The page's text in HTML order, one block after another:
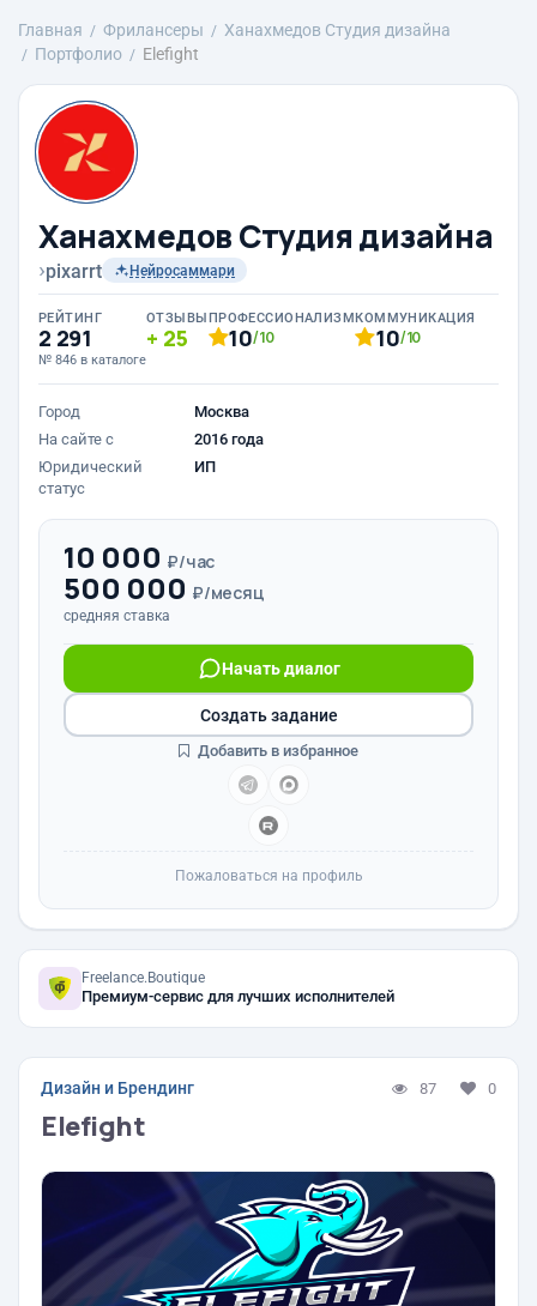
Главная Фрилансеры
Ханахмедов Студия дизайна
Портфолио
Elefight
Ханахмедов Студия дизайна
›pixarrt Нейросаммари
РЕЙТИНГ
2 291
№ 846 в каталоге
ОТЗЫВЫ
25
ПРОФЕССИОНАЛИЗМ
10/10
КОММУНИКАЦИЯ
10/10
Город
Москва
На сайте с
2016 года
Юридический
статус
ИП
10 000 ₽/час
500 000 ₽/месяц
средняя ставка
Начать диалог
Создать задание
Добавить в избранное
Пожаловаться на профиль
Freelance.Boutique
Премиум-сервис для лучших исполнителей
Дизайн и Брендинг 87 0
Elefight